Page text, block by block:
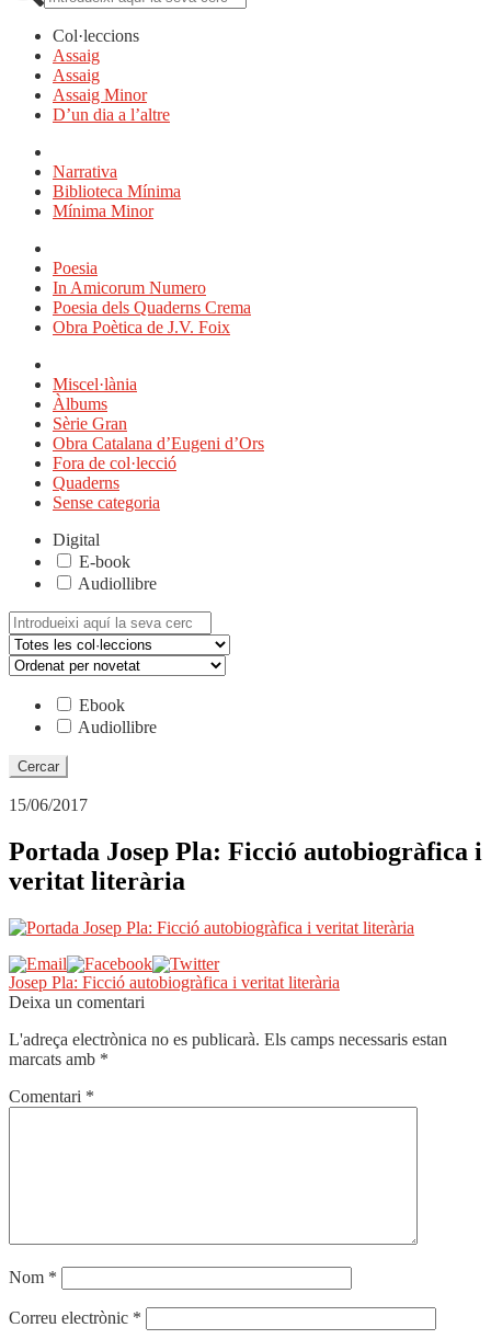
Col·leccions
Assaig
Assaig
Assaig Minor
D’un dia a l’altre
Narrativa
Biblioteca Mínima
Mínima Minor
Poesia
In Amicorum Numero
Poesia dels Quaderns Crema
Obra Poètica de J.V. Foix
Miscel·lània
Àlbums
Sèrie Gran
Obra Catalana d’Eugeni d’Ors
Fora de col·lecció
Quaderns
Sense categoria
Digital
E-book
Audiollibre
Cerca:
Ebook
Audiollibre
15/06/2017
Portada Josep Pla: Ficció autobiogràfica i
veritat literària
Navegació
d'entrades
Entrada
anterior:
Josep Pla: Ficció autobiogràfica i veritat literària
Deixa un comentari
L'adreça electrònica no es publicarà. Els camps necessaris estan
marcats amb *
Comentari *
Nom *
Correu electrònic *